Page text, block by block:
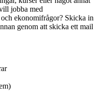
jobba med
ekonomifrågor? Skicka in
genom att skicka ett mail